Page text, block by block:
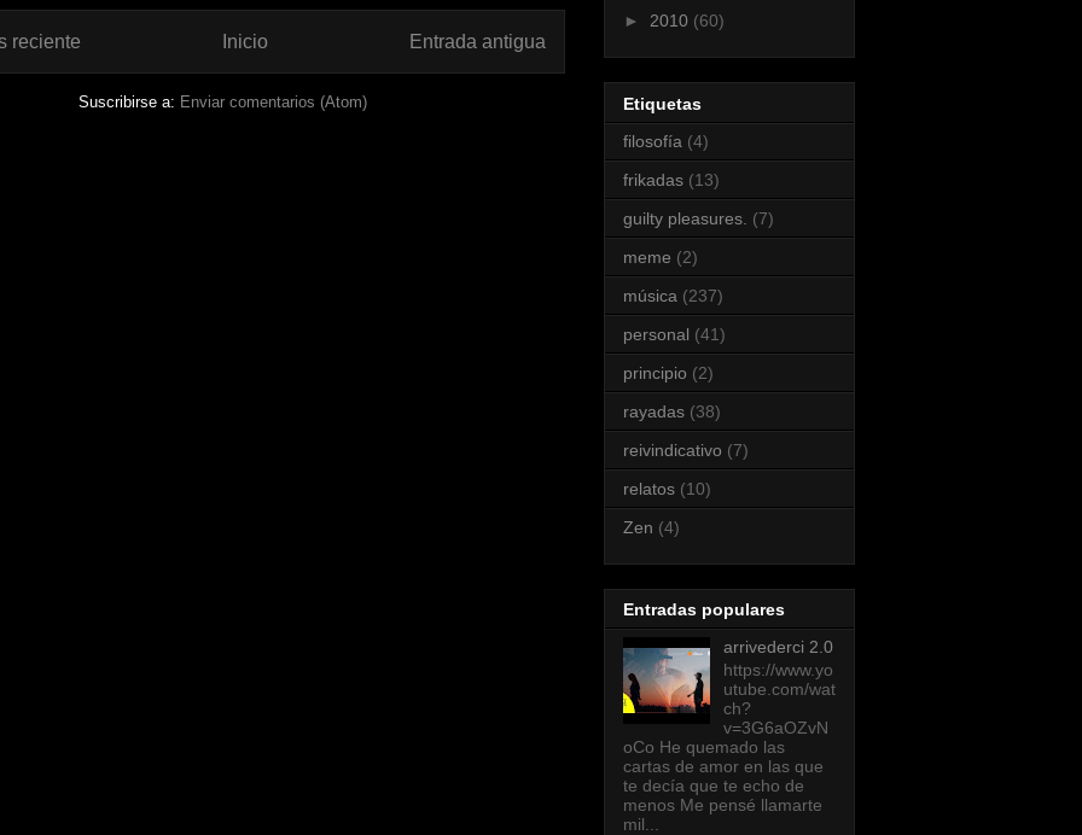
reciente Entrada antigua
Inicio
Suscribirse a: Enviar comentarios (Atom)
► 2010 (60)
Etiquetas
filosofía (4)
frikadas (13)
guilty pleasures. (7)
meme (2)
música (237)
personal (41)
principio (2)
rayadas (38)
reivindicativo (7)
relatos (10)
Zen (4)
Entradas populares
arrivederci 2.0
https://www.yo
utube.com/wat
ch?
v=3G6aOZvN
oCo He quemado las
cartas de amor en las que
te decía que te echo de
menos Me pensé llamarte
mil...